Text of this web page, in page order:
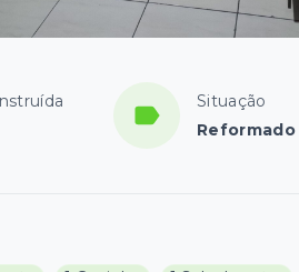
Situação
Reformado